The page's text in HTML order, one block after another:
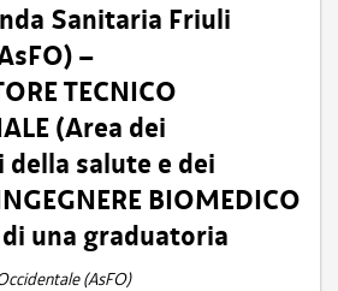
Sanitaria Friuli
–
TECNICO
(Area dei
salute e dei
BIOMEDICO
una graduatoria
(AsFO)